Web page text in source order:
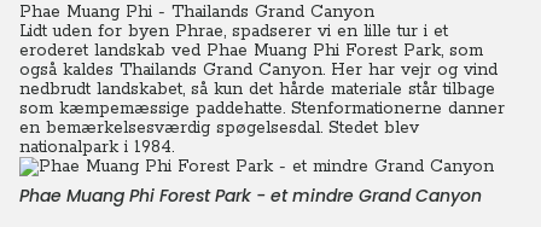
Phae Muang Phi - Thailands Grand Canyon
Lidt uden for byen Phrae, spadserer vi en lille tur i et
eroderet landskab ved Phae Muang Phi Forest Park, som
også kaldes Thailands Grand Canyon. Her har vejr og vind
nedbrudt landskabet, så kun det hårde materiale står tilbage
som kæmpemæssige paddehatte. Stenformationerne danner
en bemærkelsesværdig spøgelsesdal. Stedet blev
nationalpark i 1984.
Phae Muang Phi Forest Park - et mindre Grand Canyon